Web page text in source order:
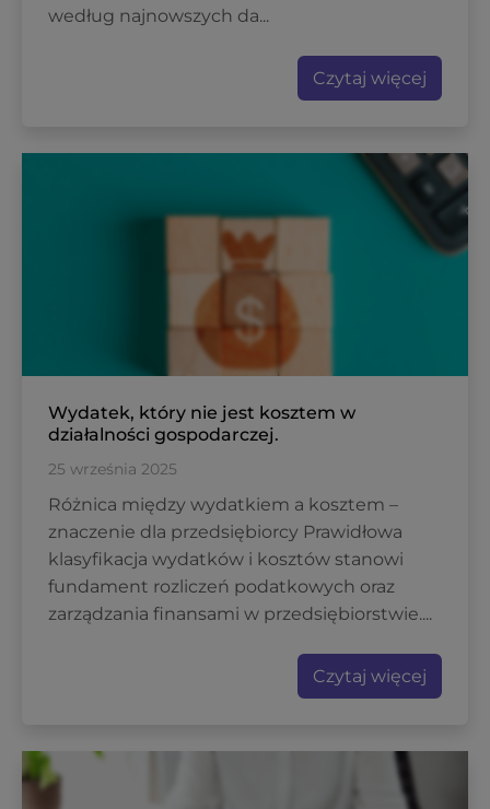
według najnowszych da...
Czytaj więcej
Wydatek, który nie jest kosztem w
działalności gospodarczej.
25 września 2025
Różnica między wydatkiem a kosztem –
znaczenie dla przedsiębiorcy Prawidłowa
klasyfikacja wydatków i kosztów stanowi
fundament rozliczeń podatkowych oraz
zarządzania finansami w przedsiębiorstwie....
Czytaj więcej